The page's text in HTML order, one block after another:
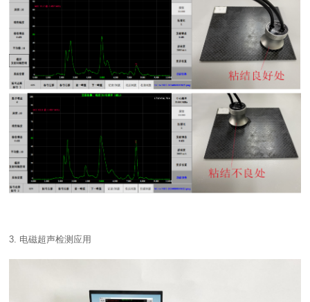
3. 电磁超声检测应用